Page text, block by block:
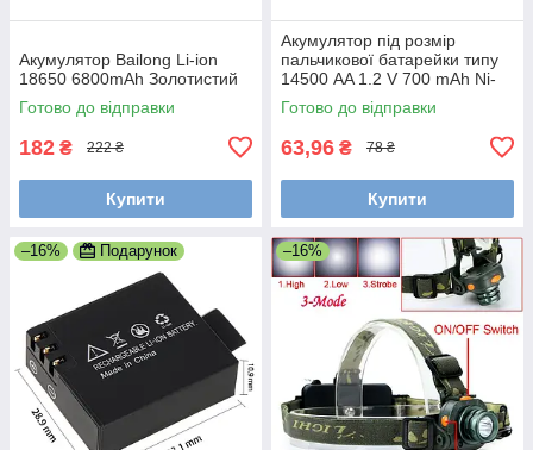
Акумулятор Bailong Li-ion
18650 6800mAh Золотистий
Готово до відправки
182 ₴ 222 ₴
Купити
Акумулятор під розмір
пальчикової батарейки типу
14500 AA 1.2 V 700 mAh Ni-
Cd, діаметр 14 мм, довжина
50 мм.
Готово до відправки
63,96 ₴ 78 ₴
Купити
–16% Подарунок –16%